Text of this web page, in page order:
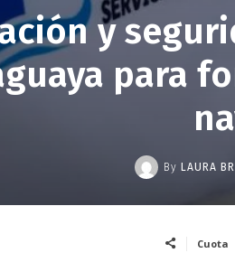
y
para
By LAURA
Cuota